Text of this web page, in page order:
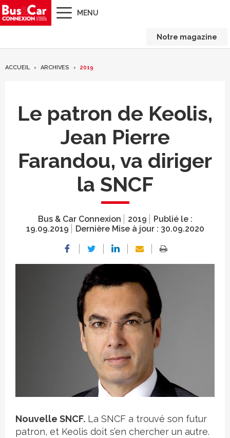
MENU
Notre magazine
ACCUEIL ARCHIVES 2019
Le patron de Keolis,
Jean Pierre
Farandou, va diriger
la SNCF
Bus & Car Connexion 2019
Publié le :
19.09.2019
Dernière Mise à jour : 30.09.2020
Crédit photo
Nouvelle SNCF. La SNCF a trouvé son futur
patron, et Keolis doit s’en chercher un autre.